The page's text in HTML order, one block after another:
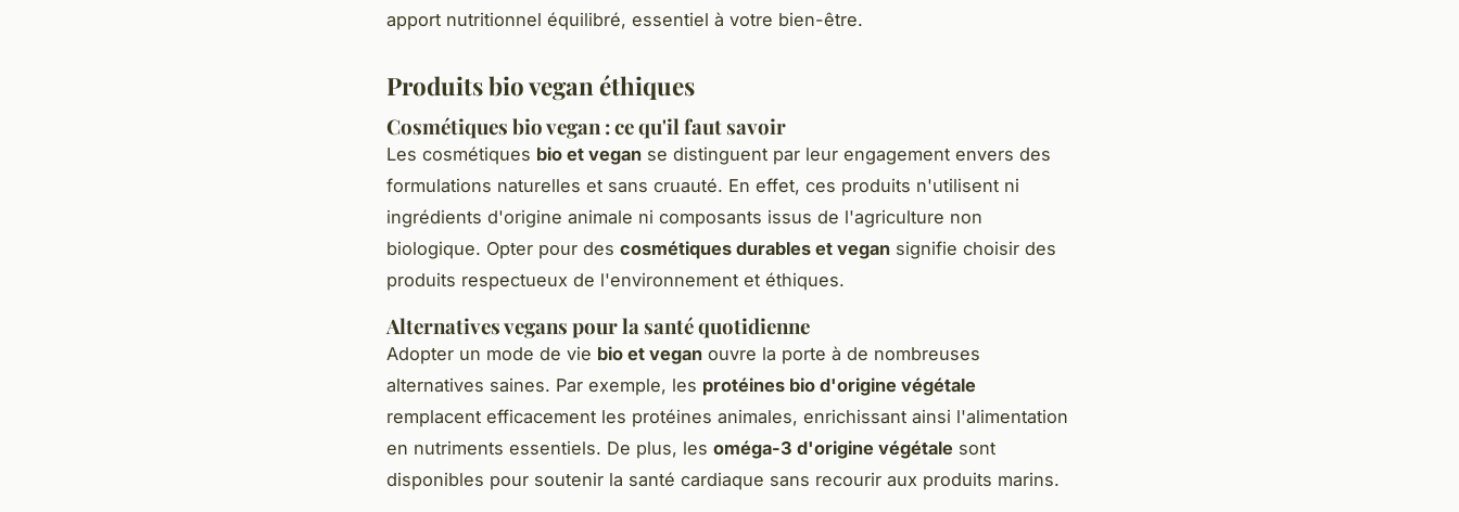
apport nutritionnel équilibré, essentiel à votre bien-être.
Produits bio vegan éthiques
Cosmétiques bio vegan : ce qu'il faut savoir
Les cosmétiques bio et vegan se distinguent par leur engagement envers des
formulations naturelles et sans cruauté. En effet, ces produits n'utilisent ni
ingrédients d'origine animale ni composants issus de l'agriculture non
biologique. Opter pour des cosmétiques durables et vegan signifie choisir des
produits respectueux de l'environnement et éthiques.
Alternatives vegans pour la santé quotidienne
Adopter un mode de vie bio et vegan ouvre la porte à de nombreuses
alternatives saines. Par exemple, les protéines bio d'origine végétale
remplacent efficacement les protéines animales, enrichissant ainsi l'alimentation
en nutriments essentiels. De plus, les oméga-3 d'origine végétale sont
disponibles pour soutenir la santé cardiaque sans recourir aux produits marins.